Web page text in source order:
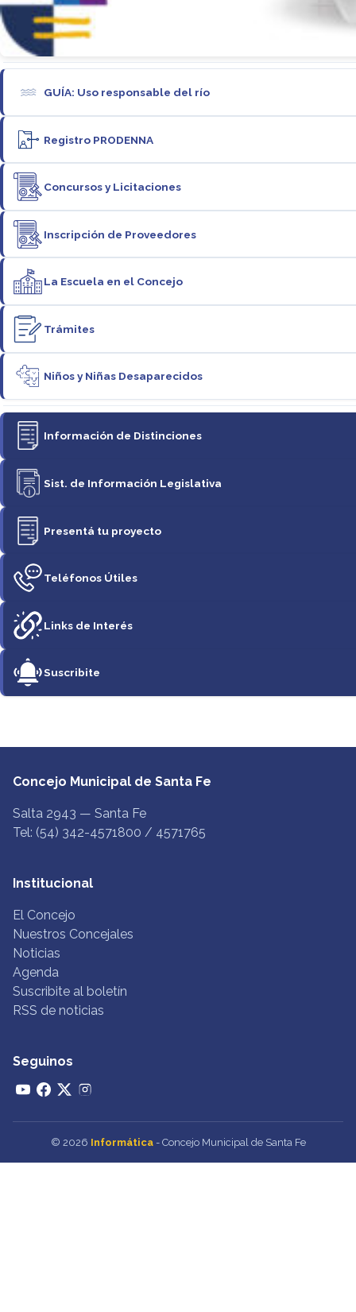
GUÍA: Uso responsable del río
Registro PRODENNA
Concursos y Licitaciones
Inscripción de Proveedores
La Escuela en el Concejo
Trámites
Niños y Niñas Desaparecidos
Información de Distinciones
Sist. de Información Legislativa
Presentá tu proyecto
Teléfonos Útiles
Links de Interés
Suscribite
Concejo Municipal de Santa Fe
Salta 2943 — Santa Fe
Tel: (54) 342-4571800 / 4571765
Institucional
El Concejo
Nuestros Concejales
Noticias
Agenda
Suscribite al boletín
RSS de noticias
Seguinos
© 2026 Informática- Concejo Municipal de Santa Fe